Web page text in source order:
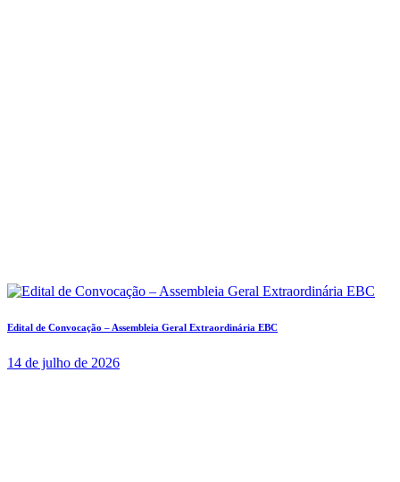
Edital de Convocação – Assembleia Geral Extraordinária EBC
14 de julho de 2026